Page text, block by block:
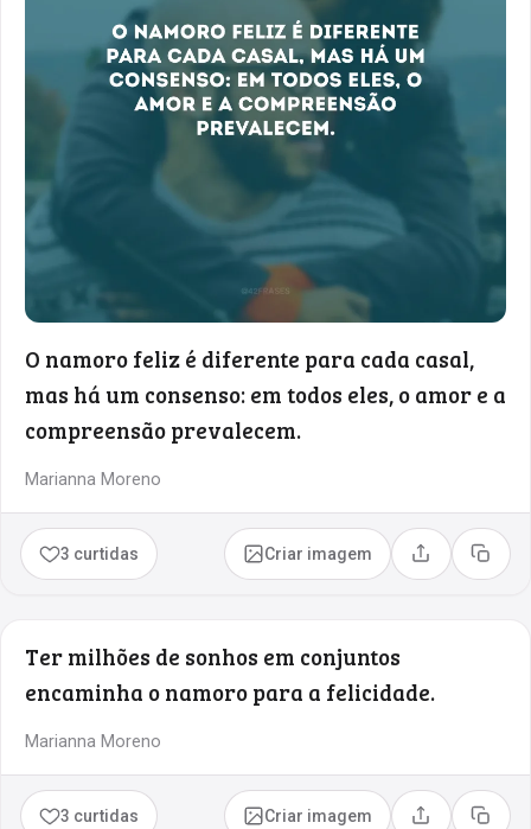
O namoro feliz é diferente para cada casal,
mas há um consenso: em todos eles, o amor e a
compreensão prevalecem.
Marianna Moreno
3 curtidas Criar imagem Compartilhar
Copiar
Ter milhões de sonhos em conjuntos
encaminha o namoro para a felicidade.
Marianna Moreno
3 curtidas Criar imagem Compartilhar
Copiar